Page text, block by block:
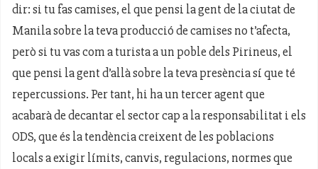
dir: si tu fas camises, el que pensi la gent de la ciutat de
Manila sobre la teva producció de camises no t’afecta,
però si tu vas com a turista a un poble dels Pirineus, el
que pensi la gent d’allà sobre la teva presència sí que té
repercussions. Per tant, hi ha un tercer agent que
acabarà de decantar el sector cap a la responsabilitat i els
ODS, que és la tendència creixent de les poblacions
locals a exigir límits, canvis, regulacions, normes que